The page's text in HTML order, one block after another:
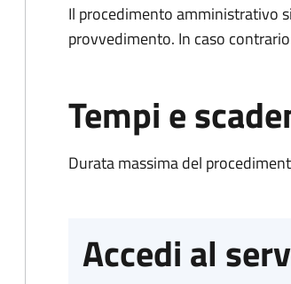
Il procedimento amministrativo
provvedimento. In caso
Tempi e
Durata massima del
Accedi al